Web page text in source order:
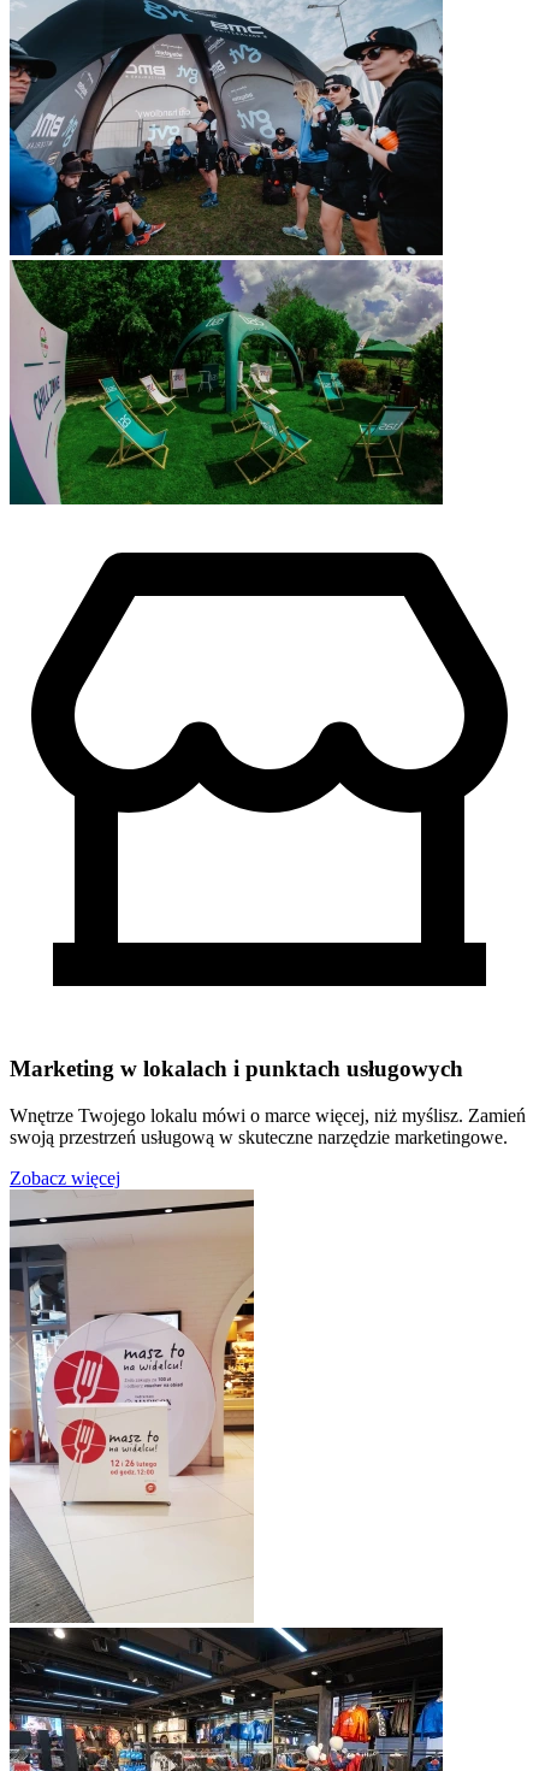
Marketing w lokalach i punktach usługowych
Wnętrze Twojego lokalu mówi o marce więcej, niż myślisz. Zamień
swoją przestrzeń usługową w skuteczne narzędzie marketingowe.
Zobacz więcej